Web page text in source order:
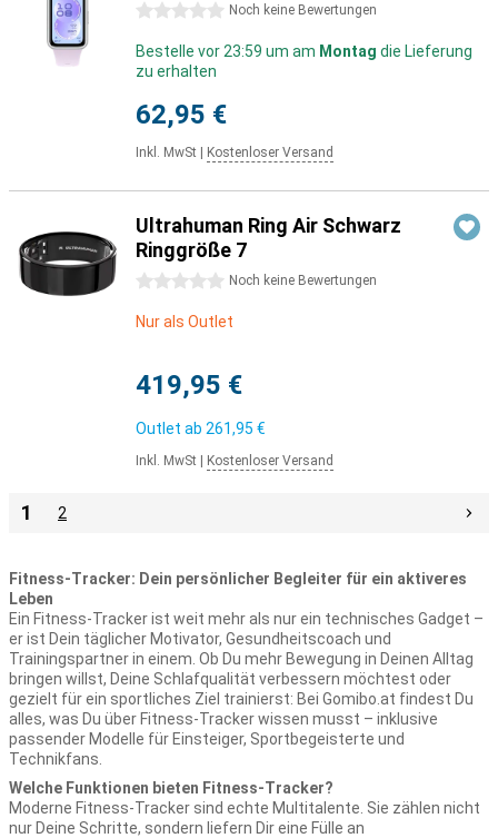
0 Sterne Noch keine Bewertungen
Bestelle vor 23:59 um am Montag die Lieferung
zu erhalten
62,95 €
Inkl. MwSt Kostenloser Versand
Ultrahuman Ring Air Schwarz
Ringgröße 7
0 Sterne Noch keine Bewertungen
Nur als Outlet
419,95 €
Outlet ab 261,95 €
Inkl. MwSt Kostenloser Versand
1 2
Fitness-Tracker: Dein persönlicher Begleiter für ein aktiveres
Leben
Ein Fitness-Tracker ist weit mehr als nur ein technisches Gadget –
er ist Dein täglicher Motivator, Gesundheitscoach und
Trainingspartner in einem. Ob Du mehr Bewegung in Deinen Alltag
bringen willst, Deine Schlafqualität verbessern möchtest oder
gezielt für ein sportliches Ziel trainierst: Bei Gomibo.at findest Du
alles, was Du über Fitness-Tracker wissen musst – inklusive
passender Modelle für Einsteiger, Sportbegeisterte und
Technikfans.
Welche Funktionen bieten Fitness-Tracker?
Moderne Fitness-Tracker sind echte Multitalente. Sie zählen nicht
nur Deine Schritte, sondern liefern Dir eine Fülle an